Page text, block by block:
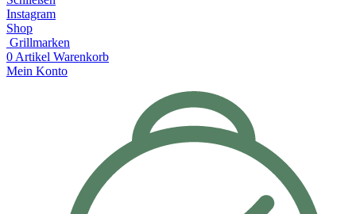
Instagram
Shop
Grillmarken
0 Artikel Warenkorb
Mein Konto